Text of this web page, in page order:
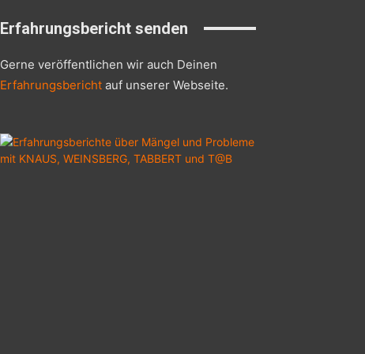
Erfahrungsbericht senden
Gerne veröffentlichen wir auch Deinen
Erfahrungsbericht auf unserer Webseite.